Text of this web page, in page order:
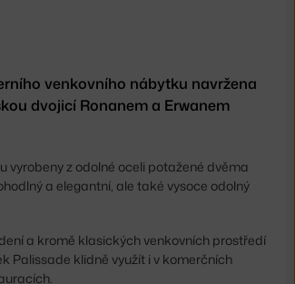
venkovního nábytku navržena
dvojicí Ronanem a Erwanem
vyrobeny z odolné oceli potažené dvěma
a elegantní, ale také vysoce odolný
a kromě klasických venkovních prostředí
Palissade klidně využít i v komerčních